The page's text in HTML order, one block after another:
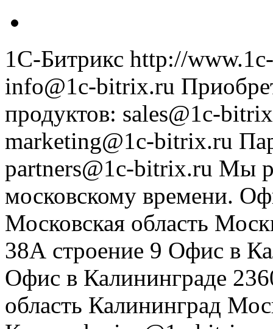
1С-Битрикс http://
info@1c-bitrix.ru
продуктов: sales@1c-
marketing@1c-bitrix.ru
partners@1c-bitrix.ru Мы
московскому времени.
Московская область
38А строение 9 Офис в
Офис в Калининграде
область Калининград